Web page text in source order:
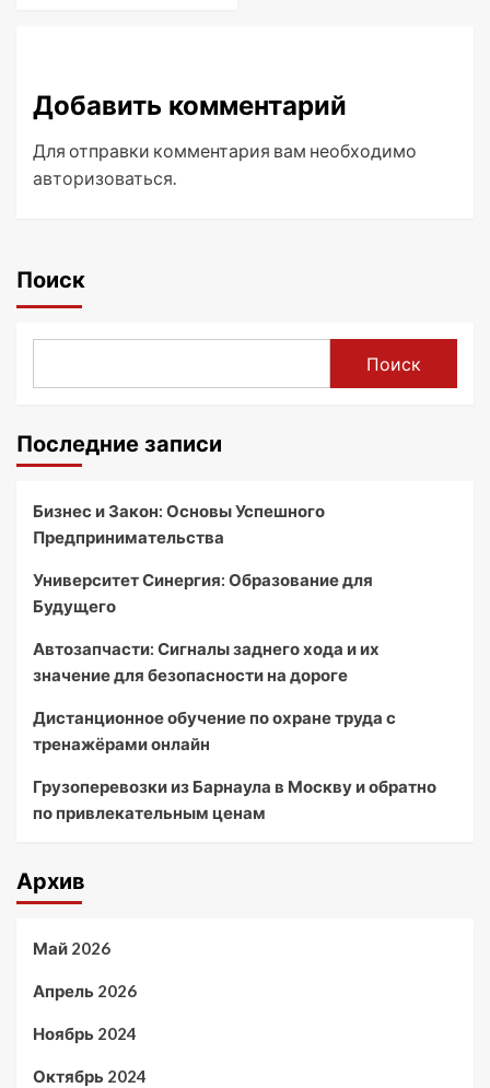
Добавить комментарий
Для отправки комментария вам необходимо
авторизоваться.
Поиск
Поиск
Последние записи
Бизнес и Закон: Основы Успешного
Предпринимательства
Университет Синергия: Образование для
Будущего
Автозапчасти: Сигналы заднего хода и их
значение для безопасности на дороге
Дистанционное обучение по охране труда с
тренажёрами онлайн
Грузоперевозки из Барнаула в Москву и обратно
по привлекательным ценам
Архив
Май 2026
Апрель 2026
Ноябрь 2024
Октябрь 2024